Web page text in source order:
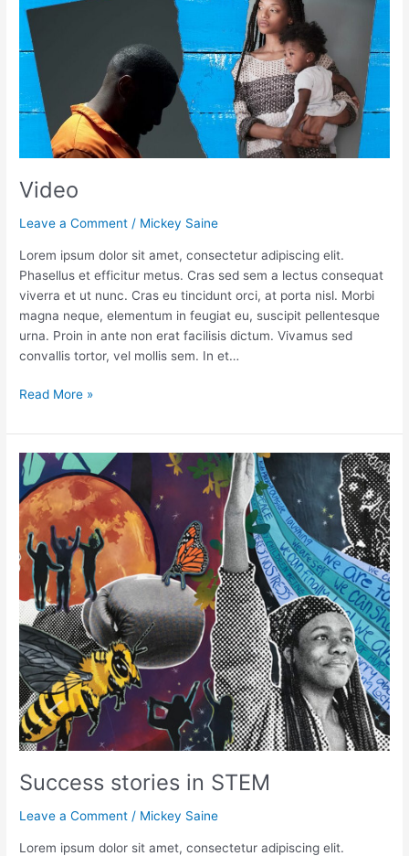
Video
Leave a Comment / Mickey Saine
Lorem ipsum dolor sit amet, consectetur adipiscing elit.
Phasellus et efficitur metus. Cras sed sem a lectus consequat
viverra et ut nunc. Cras eu tincidunt orci, at porta nisl. Morbi
magna neque, elementum in feugiat eu, suscipit pellentesque
urna. Proin in ante non erat facilisis dictum. Vivamus sed
convallis tortor, vel mollis sem. In et…
Read More »
Success stories in STEM
Leave a Comment / Mickey Saine
Lorem ipsum dolor sit amet, consectetur adipiscing elit.
Success
stories
in
STEM